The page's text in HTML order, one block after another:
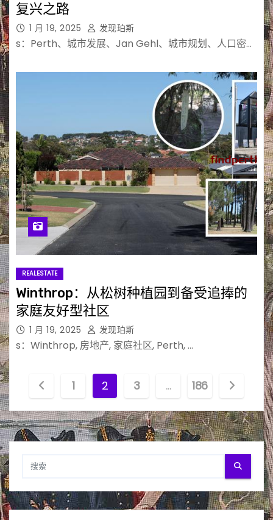
复兴之路
1 月 19, 2025 发现珀斯
s：Perth、城市发展、Jan Gehl、城市规划、人口密…
REALESTATE
Winthrop：从松树种植园到备受追捧的
家庭友好型社区
1 月 19, 2025 发现珀斯
s：Winthrop, 房地产, 家庭社区, Perth, …
文
章
分
页
1 2 3 … 186